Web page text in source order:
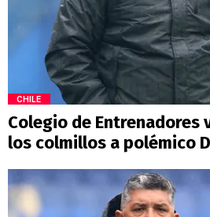
CHILE
Colegio de Entrenadores
los colmillos a polémico